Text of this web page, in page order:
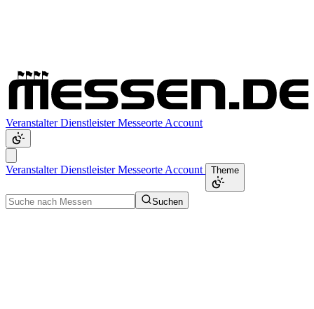
VeranstalterDienstleisterMesseorte Account
VeranstalterDienstleisterMesseorte Account Theme
Suchen